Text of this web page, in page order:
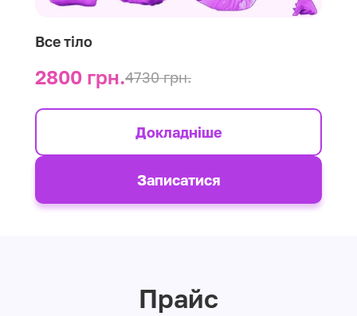
Все тіло
2800 грн.4730 грн.
Докладніше
Записатися
Прайс